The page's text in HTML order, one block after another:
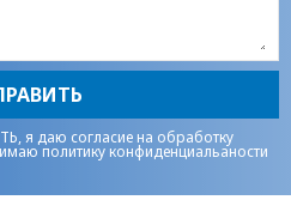
я даю согласие на обработку
политику конфиденциальаности